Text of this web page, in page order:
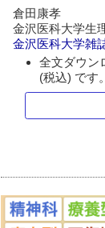
倉田康孝
金沢医科大学生
金沢医科大学雑
全文ダウン
(税込) です。